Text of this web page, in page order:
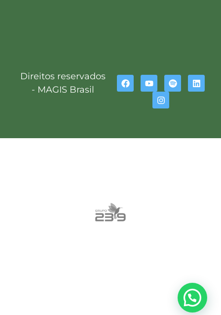
Direitos reservados
- MAGIS Brasil